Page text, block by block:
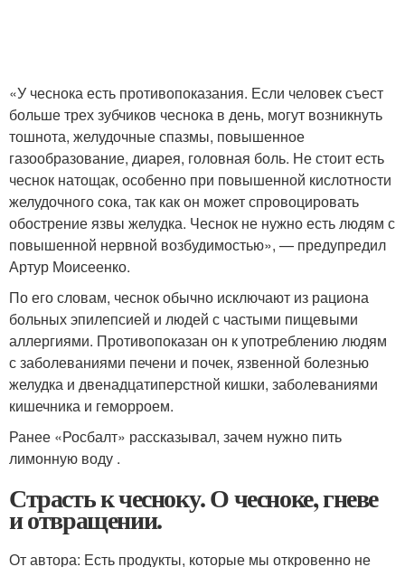
«У чеснока есть противопоказания. Если человек съест
больше трех зубчиков чеснока в день, могут возникнуть
тошнота, желудочные спазмы, повышенное
газообразование, диарея, головная боль. Не стоит есть
чеснок натощак, особенно при повышенной кислотности
желудочного сока, так как он может спровоцировать
обострение язвы желудка. Чеснок не нужно есть людям с
повышенной нервной возбудимостью», — предупредил
Артур Моисеенко.
По его словам, чеснок обычно исключают из рациона
больных эпилепсией и людей с частыми пищевыми
аллергиями. Противопоказан он к употреблению людям
с заболеваниями печени и почек, язвенной болезнью
желудка и двенадцатиперстной кишки, заболеваниями
кишечника и геморроем.
Ранее «Росбалт» рассказывал, зачем нужно пить
лимонную воду .
Страсть к чесноку. О чесноке, гневе
и отвращении.
От автора: Есть продукты, которые мы откровенно не